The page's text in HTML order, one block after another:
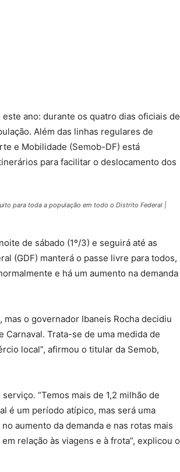
ano: durante os quatro dias oficiais de
Além das linhas regulares de
e Mobilidade (Semob-DF) está
para facilitar o deslocamento dos
para toda a população em todo o Distrito Federal |
de sábado (1º/3) e seguirá até as
(GDF) manterá o passe livre para todos,
e há um aumento na demanda
o governador Ibaneis Rocha decidiu
Trata-se de uma medida de
local”, afirmou o titular da Semob,
“Temos mais de 1,2 milhão de
é um período atípico, mas será uma
aumento da demanda e nas rotas mais
relação às viagens e à frota”, explicou o